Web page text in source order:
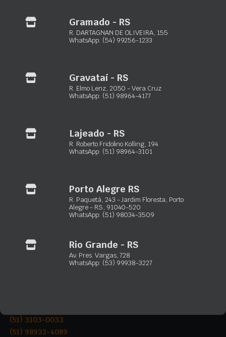
Consulte o preço Disponível
Orçar via WhatsApp
Disponível
várias
podem
Consulte o preço
Disponível
tem
várias
variantes.
podem
ser
2 3 4 5 6 7
(51) 3103-0033
(51) 98932-4089
Gramado - RS
R. DARTAGNAN DE OLIVEIRA, 155
WhatsApp: (54) 99256-1233
Gravataí - RS
R. Elmo Lenz, 2050 - Vera Cruz
WhatsApp: (51) 98964-4177
Lajeado - RS
R. Roberto Fridolino Kolling, 194
WhatsApp: (51) 98964-3101
Porto Alegre RS
R. Paquetá, 243 - Jardim Floresta, Porto
Alegre - RS, 91040-520
WhatsApp: (51) 98034-3509
Rio Grande - RS
Av. Pres. Vargas, 728
WhatsApp: (53) 99938-3227